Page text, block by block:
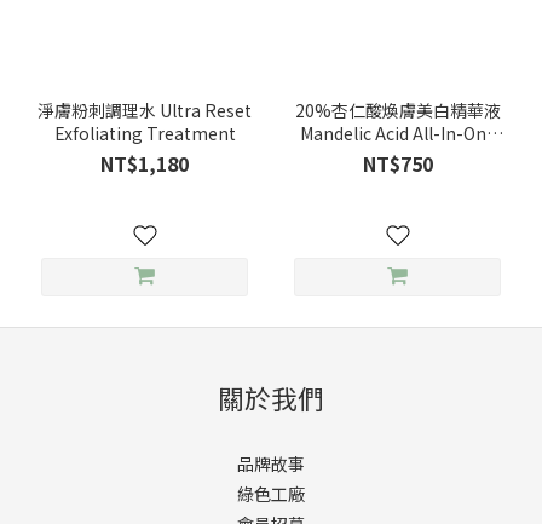
淨膚粉刺調理水 Ultra Reset
Exfoliating Treatment
NT$1,180
20%杏仁酸煥膚美白精華液
Mandelic Acid All-In-One
Solution
NT$750
關於我們
品牌故事
綠色工廠